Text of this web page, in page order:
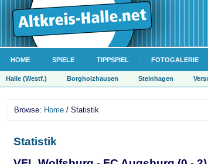
HOME SPIELE TIPPSPIEL FOTOGALERIE
Halle (Westf.) Borgholzhausen Steinhagen
Browse: Home / Statistik
Statistik